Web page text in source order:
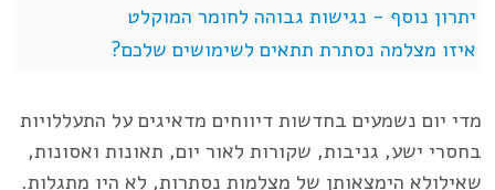
יתרון נוסף - נגישות גבוהה לחומר המוקלט
איזו מצלמה נסתרת תתאים לשימושים שלכם?
מדי יום נשמעים בחדשות דיווחים מדאיגים על התעללויות
בחסרי ישע, גניבות, שקורות לאור יום, תאונות ואסונות,
שאילולא הימצאותן של מצלמות נסתרות, לא היו מתגלות.